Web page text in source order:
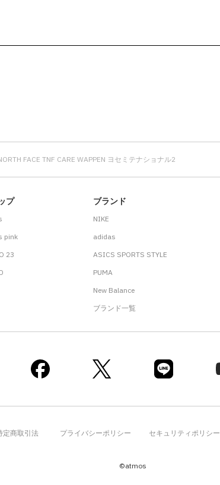
FACE TNF CARE WAPPEN ヨセミテナショナル2
プ
pink
23
ブランド
NIKE
adidas
ASICS SPORTS STYLE
PUMA
New Balance
ブランド一覧
定商取引法 プライバシーポリシー セキュリティポリシー
©atmos